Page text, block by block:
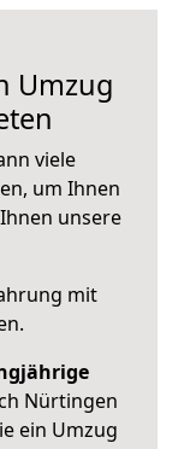
Umzug
viele
um Ihnen
unsere
mit
.
Nürtingen
ein Umzug